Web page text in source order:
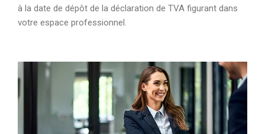
à la date de dépôt de la déclaration de TVA figurant dans
votre espace professionnel.